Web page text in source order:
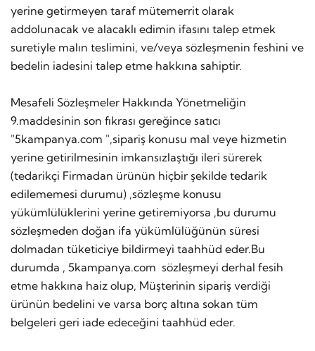
yerine getirmeyen taraf mütemerrit olarak
addolunacak ve alacaklı edimin ifasını talep etmek
suretiyle malın teslimini, ve/veya sözleşmenin feshini ve
bedelin iadesini talep etme hakkına sahiptir.
Mesafeli Sözleşmeler Hakkında Yönetmeliğin
9.maddesinin son fıkrası gereğince satıcı
"5kampanya.com ",sipariş konusu mal veye hizmetin
yerine getirilmesinin imkansızlaştığı ileri sürerek
(tedarikçi Firmadan ürünün hiçbir şekilde tedarik
edilememesi durumu) ,sözleşme konusu
yükümlülüklerini yerine getiremiyorsa ,bu durumu
sözleşmeden doğan ifa yükümlülüğünün süresi
dolmadan tüketiciye bildirmeyi taahhüd eder.Bu
durumda , 5kampanya.com sözleşmeyi derhal fesih
etme hakkına haiz olup, Müşterinin sipariş verdiği
ürünün bedelini ve varsa borç altına sokan tüm
belgeleri geri iade edeceğini taahhüd eder.